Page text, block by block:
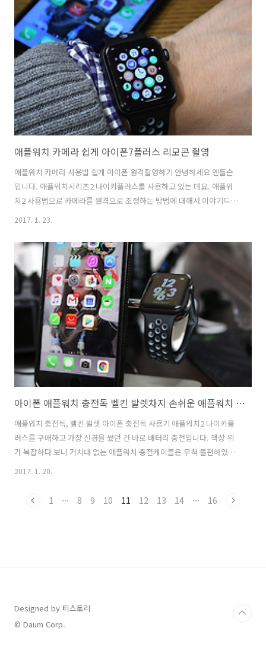
트밴드 No1 F1 을 착용하고 있는 평상 시 모습입니다. 아이폰7플러스와
연동하여 사용하고 있습니다. 디자인은 조금 투박할 수 있으나 중국스마
트폰의 경우 애플 iOS / 구글 안드로이드 OS를 모두 지원해 주는 장점이
있습니다. NO1 스마트밴드 F1의 스펙을 보면, 운동에..
애플워치 카메라 쉽게 아이폰7플러스 리모콘 촬영
애플워치 카메라 사용법 쉽게 아이폰 원격촬영하기 안녕하세요 엔돌슨
입니다. 애플워치시리즈2 나이키플러스를 사용하고 있는 데요. 애플워
치2 사용법으로 카메라를 원격으로 조정하는 방법에 대해서 이야기드리
려고 합니다. 보통 아이폰7플러스 셀카봉이나 리모컨을 이용하여 사진을
있는 방법입니다. 아이폰7+ 화면에 나오는 카메라 화면을 그대로 전송받
아 애플워치2를 보면서 사진을 촬영할 수 있습니다. 애플워치2 앱은 상
당히 많은 것이 있습니다. 아이폰에 설치하면 애플워치에 설치가능한 앱
들이 자동적으로 설치가 됩니다. 카메라 앱은 기본 어플로 애플워치2에
자동적으로 설치되어 있습니다. 애플워치 카메라 사용법애플워치에 카
메라 앱을 실행합니다. 애플워치2에..
2017. 1. 23.
아이폰 애플워치 충전독 벨킨 발렛차지 손쉬운 애플워치 충전독
애플워치 충전독, 벨킨 발렛 아이폰 충전독 사용기 애플워치2 나이키플
러스를 구매하고 가장 신경을 썼던 건 바로 배터리 충전입니다. 책상 위
가 복잡하다 보니 거치대 없는 애플워치 충전케이블은 무척 불편하였습
니다. 그리고 기존 사용하던 아이폰 충전독 말고 애플워치와 동시에 충전
샵에서도 판매하고 있는 벨킨 발렛 애플워치+아이폰 충전독입니다.
2017. 1. 20.
1 ··· 8 9 10 11 12 13 14 ··· 16
Designed by 티스토리
© Daum Corp.